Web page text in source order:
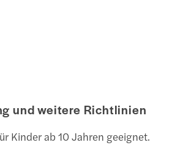
und weitere Richtlinien
Kinder ab 10 Jahren geeignet.